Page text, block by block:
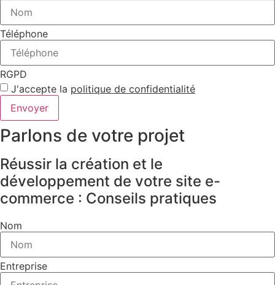
Téléphone
RGPD
J'accepte la politique de confidentialité
Envoyer
Parlons de votre projet
Réussir la création et le
développement de votre site e-
commerce : Conseils pratiques
Nom
Entreprise